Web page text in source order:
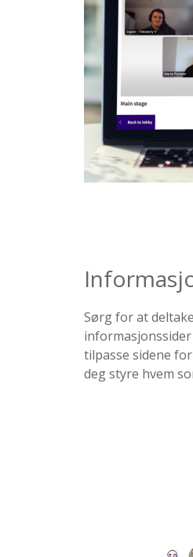
Sørg for at
tilpasse sidene
deg styre hvem